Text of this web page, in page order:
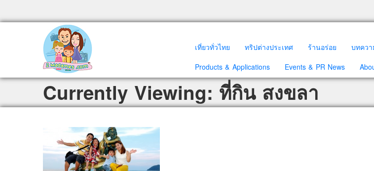
เที่ยวทั่วไทย ทริปต่างประเทศ ร้านอร่อย บทคว
Products & Applications
Events & PR News
Currently Viewing: ที่กิน สงขลา